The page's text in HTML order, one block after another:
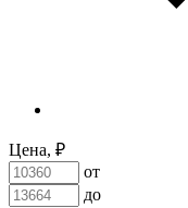
Цена, ₽
от
до